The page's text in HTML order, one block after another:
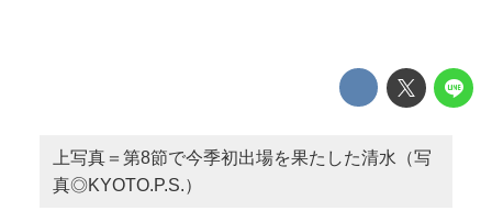
上写真＝第8節で今季初出場を果たした清水（写
真◎KYOTO.P.S.）